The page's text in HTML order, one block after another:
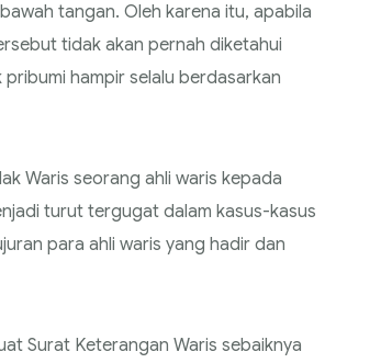
tangan. Oleh karena itu, apabila
tidak akan pernah diketahui
hampir selalu berdasarkan
Waris seorang ahli waris kepada
turut tergugat dalam kasus-kasus
para ahli waris yang hadir dan
Surat Keterangan Waris sebaiknya